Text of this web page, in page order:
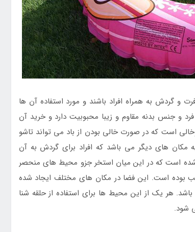
و گردش به همراه افراد باشند و مورد استفاده آن ها
و جنس بدنه مقاوم و زیبا محبوبیت دارد و خرید آن
است که در صورت خالی بودن از باد می تواند تاشو
مکان های دیگر می باشد که افراد برای گردش به آن
است که در این میان استخر جزو محیط های منحصر
بوده است. این فضا در مکان های مختلف ایجاد شده
هر یک از این محیط ها برای استفاده از حلقه شنا
شود.